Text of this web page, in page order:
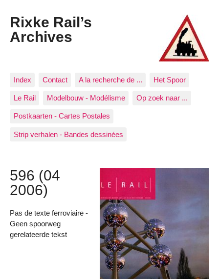
Rixke Rail’s
Archives
Index Contact A la recherche de ... Het Spoor
Le Rail Modelbouw - Modélisme Op zoek naar ...
Postkaarten - Cartes Postales
Strip verhalen - Bandes dessinées
596 (04
2006)
Pas de texte ferroviaire -
Geen spoorweg
gerelateerde tekst